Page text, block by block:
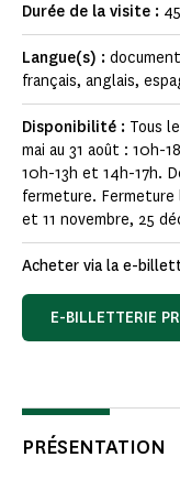
Durée de la visite :
Langue(s) :
français, anglais,
Disponibilité : Tous
mai au 31 août : 10h-
10h-13h et 14h-17h.
fermeture. Fermeture
et 11 novembre, 25
Acheter via la e-
E-BILLETTERIE
PRÉSENTATION